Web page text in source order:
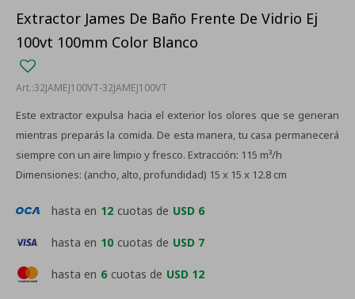
Extractor James De Baño Frente De Vidrio Ej
100vt 100mm Color Blanco
32JAMEJ100VT-32JAMEJ100VT
Este extractor expulsa hacia el exterior los olores que se generan
mientras preparás la comida. De esta manera, tu casa permanecerá
siempre con un aire limpio y fresco. Extracción: 115 m³/h
Dimensiones: (ancho, alto, profundidad) 15 x 15 x 12.8 cm
hasta en 6 cuotas de USD 12
hasta en 12 cuotas de USD 6
hasta en 10 cuotas de USD 7